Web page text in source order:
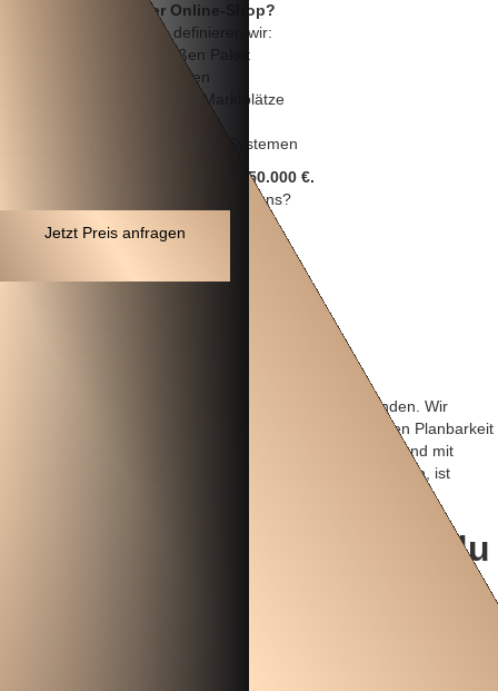
Was kostet ein großer Online-Shop?
Als großen Online-Shop definieren wir:
Alles vom mittelgroßen Paket
Zusätzliche Unterseiten
Anbindung an weitere Marktplätze
Individueller Konfigurator
Schnittstellen zu weiteren Systemen
50.000 €.
Was kostet die Zusammenarbeit mit uns?
Jetzt Preis anfragen
Bei uns gibt es keine Diskussionen über geleistete Stunden. Wir
arbeiten mit Festpreisen. Das bedeutet für unsere Kunden Planbarkeit
und Transparenz. Die Leistungen werden vorab definiert und mit
einem Festpreis versehen. Wie lange wir am Ende brauchen, ist
Was kostet es dich, wenn du